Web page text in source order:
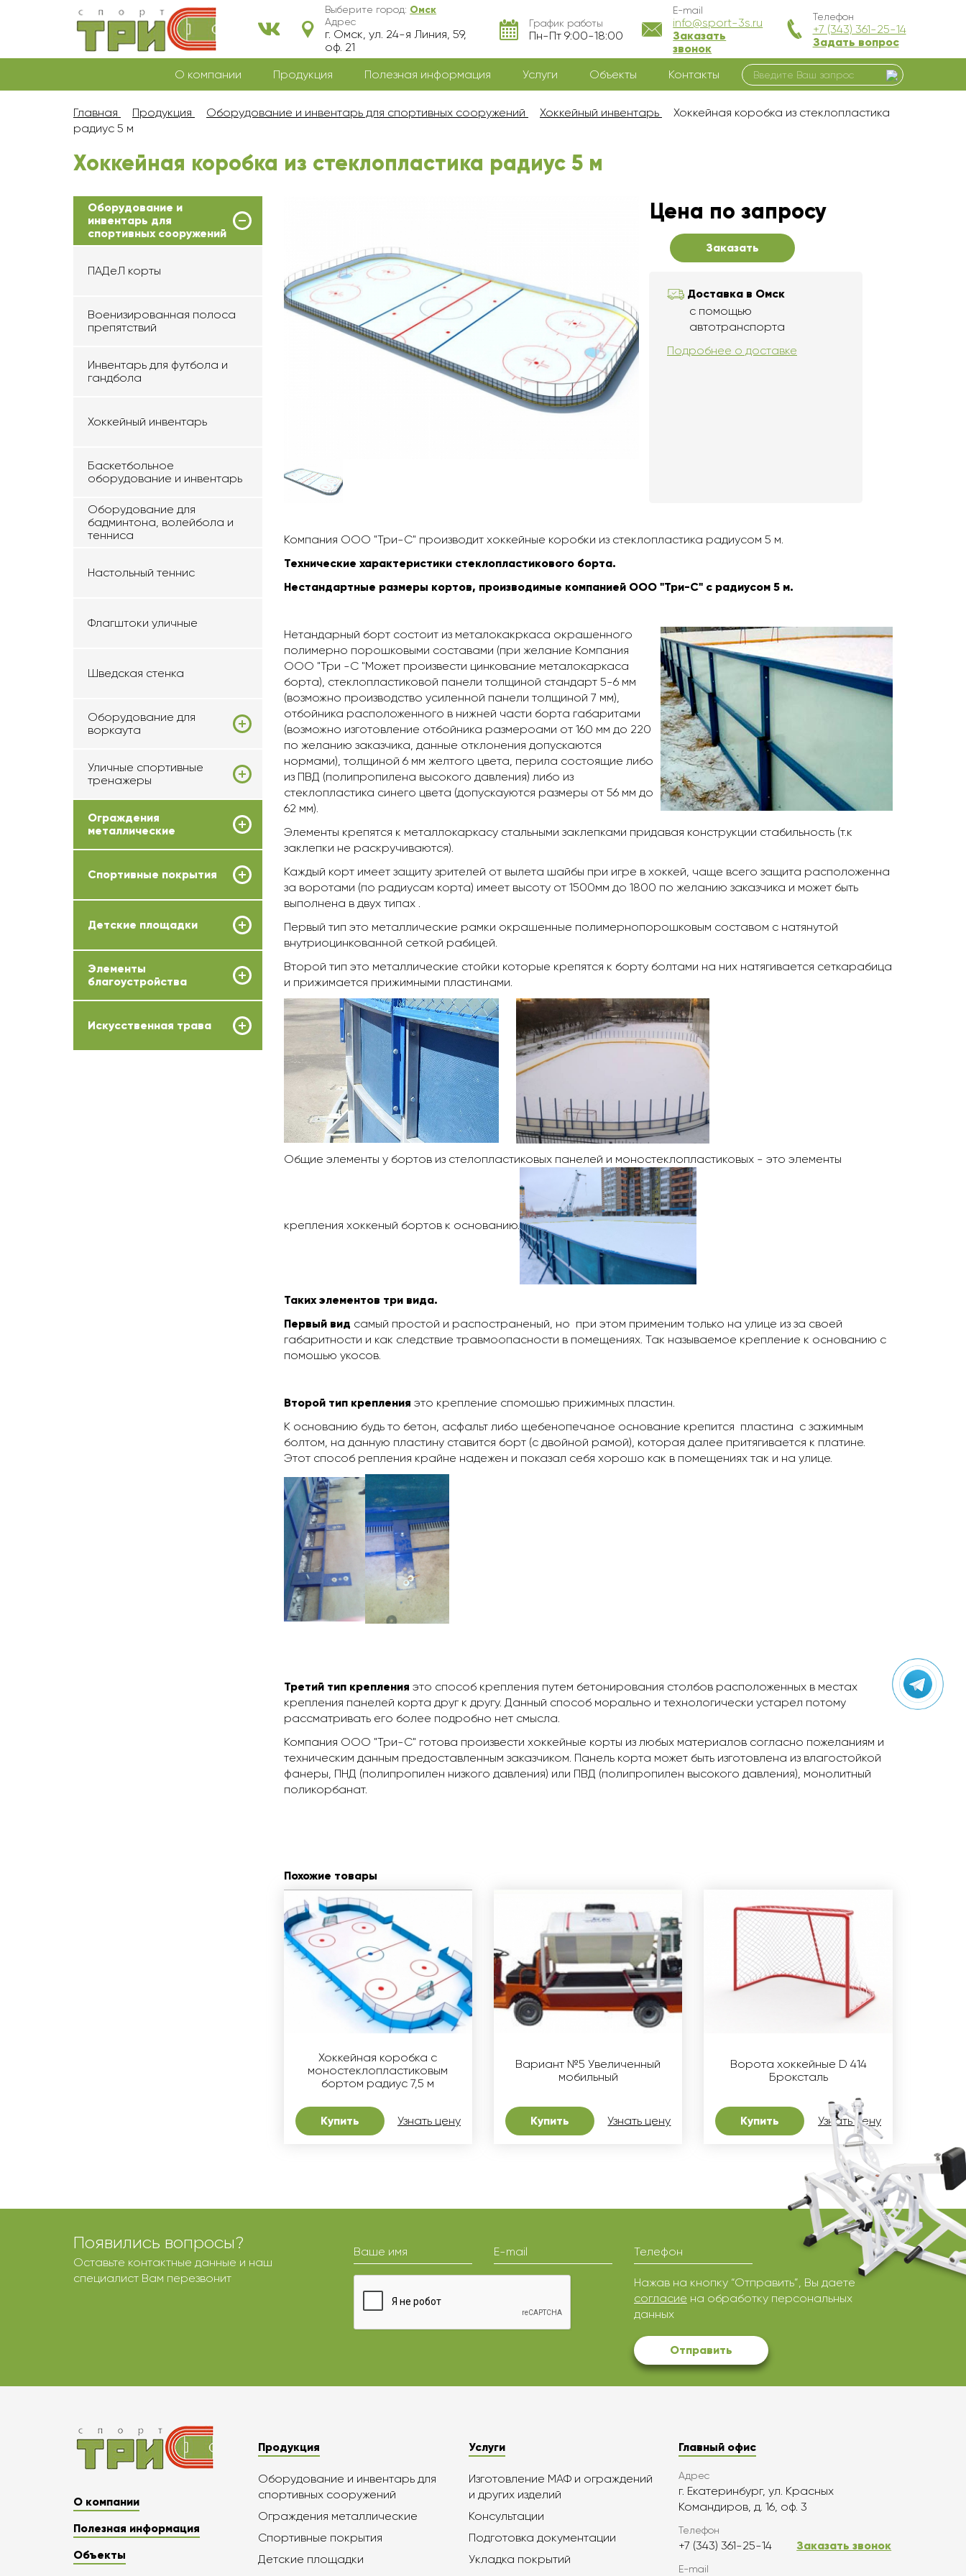
Выберите город: Омск
Адрес
г. Омск, ул. 24-я Линия, 59,
оф. 21
График работы
Пн-Пт 9:00-18:00
E-mail
info@sport-3s.ru
Заказать
звонок
Телефон
+7 (343) 361-25-14
Задать вопрос
О компании Продукция Полезная информация Услуги Объекты Контакты
Главная Продукция Оборудование и инвентарь для спортивных сооружений Хоккейный инвентарь
Хоккейная коробка из стеклопластика
радиус 5 м
Хоккейная коробка из стеклопластика радиус 5 м
Оборудование и
инвентарь для
спортивных сооружений
ПАДеЛ корты
Военизированная полоса
препятствий
Инвентарь для футбола и
гандбола
Хоккейный инвентарь
Баскетбольное
оборудование и инвентарь
Оборудование для
бадминтона, волейбола и
тенниса
Настольный теннис
Флагштоки уличные
Шведская стенка
Оборудование для
воркаута
Уличные спортивные
тренажеры
Ограждения
металлические
Спортивные покрытия
Детские площадки
Элементы
благоустройства
Искусственная трава
Цена по запросу
Заказать
Доставка в Омск
с помощью
автотранспорта
Подробнее о доставке
Компания ООО "Три-С" производит хоккейные коробки из стеклопластика радиусом 5 м.
Технические характеристики стеклопластикового борта.
Нестандартные размеры кортов, производимые компанией ООО "Три-С" с радиусом 5 м.
Нетандарный борт состоит из металокакркаса окрашенного
полимерно порошковыми составами (при желание Компания
ООО "Три -С "Может произвести цинкование металокаркаса
борта), стеклопластиковой панели толщиной стандарт 5-6 мм
(возможно производство усиленной панели толщиной 7 мм),
отбойника расположенного в нижней части борта габаритами
(возможно изготовление отбойника размероами от 160 мм до 220
по желанию заказчика, данные отклонения допускаются
нормами), толщиной 6 мм желтого цвета, перила состоящие либо
из ПВД (полипропилена высокого давления) либо из
стеклопластика синего цвета (допускауются размеры от 56 мм до
62 мм).
Элементы крепятся к металлокаркасу стальными заклепками придавая конструкции стабильность (т.к
заклепки не раскручиваются).
Каждый корт имеет защиту зрителей от вылета шайбы при игре в хоккей, чаще всего защита расположенна
за воротами (по радиусам корта) имеет высоту от 1500мм до 1800 по желанию заказчика и может быть
выполнена в двух типах .
Первый тип это металлические рамки окрашенные полимернопорошковым составом с натянутой
внутриоцинкованной сеткой рабицей.
Второй тип это металлические стойки которые крепятся к борту болтами на них натягивается сеткарабица
и прижимается прижимными пластинами.
Общие элементы у бортов из стелопластиковых панелей и моностеклопластиковых - это элементы
крепления хоккеный бортов к основанию.
Таких элементов три вида.
Первый вид самый простой и распостраненый, но при этом применим только на улице из за своей
габаритности и как следствие травмоопасности в помещениях. Так называемое крепление к основанию с
помошью укосов.
Второй тип крепления это крепление спомошью прижимных пластин.
К основанию будь то бетон, асфальт либо щебенопечаное основание крепится пластина с зажимным
болтом, на данную пластину ставится борт (с двойной рамой), которая далее притягивается к платине.
Этот способ репления крайне надежен и показал себя хорошо как в помещениях так и на улице.
Третий тип крепления это способ крепления путем бетонирования столбов расположенных в местах
крепления панелей корта друг к другу. Данный способ морально и технологически устарел потому
рассматривать его более подробно нет смысла.
Компания ООО "Три-С" готова произвести хоккейные корты из любых материалов согласно пожеланиям и
техническим данным предоставленным заказчиком. Панель корта может быть изготовлена из влагостойкой
фанеры, ПНД (полипропилен низкого давления) или ПВД (полипропилен высокого давления), монолитный
поликорбанат.
Похожие товары
Хоккейная коробка с
моностеклопластиковым
бортом радиус 7,5 м
Купить Узнать цену
Вариант №5 Увеличенный
мобильный
Купить Узнать цену
Ворота хоккейные D 414
Броксталь
Купить Узнать цену
Появились вопросы?
Оставьте контактные данные и наш
специалист Вам перезвонит
Ваше имя E-mail Телефон
Нажав на кнопку “Отправить”, Вы даете
согласие на обработку персональных
данных
Отправить
О компании
Полезная информация
Объекты
Продукция
Оборудование и инвентарь для
спортивных сооружений
Ограждения металлические
Спортивные покрытия
Детские площадки
Услуги
Изготовление МАФ и ограждений
и других изделий
Консультации
Подготовка документации
Укладка покрытий
Главный офис
Адрес
г. Екатеринбург, ул. Красных
Командиров, д. 16, оф. 3
Телефон
+7 (343) 361-25-14 Заказать звонок
E-mail